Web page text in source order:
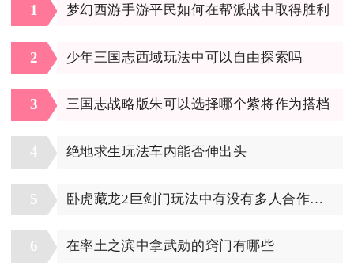
1 梦幻西游手游平民如何在帮派战中取得胜利
2 少年三国志西域玩法中可以自由探索吗
3 三国志战略版朱可以选择哪个紫将作为搭档
4 绝地求生玩法车内能否伸出头
5 卧虎藏龙2巨剑门玩法中有没有多人合作模式
6 在率土之滨中拿武勋的窍门有哪些